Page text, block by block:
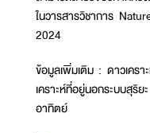
ในวารสารวิชาการ
2024
ข้อมูลเพิ่มเติม : ดาวเคร
เคราะห์ที่อยู่นอกระบบสุริ
อาทิตย์